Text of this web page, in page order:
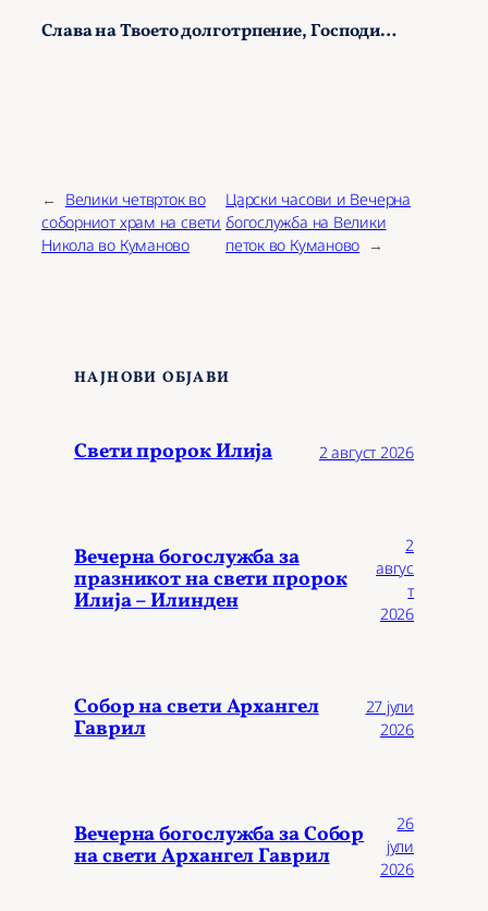
Слава на Твоето долготрпение, Господи…
←
Велики четврток во
соборниот храм на свети
Никола во Куманово
Царски часови и Вечерна
богослужба на Велики
петок во Куманово →
НАЈНОВИ ОБЈАВИ
Свети пророк Илија 2 август 2026
Вечерна богослужба за
празникот на свети пророк
Илија – Илинден
2
авгус
т
2026
Собор на свети Архангел
Гаврил
27 јули
2026
Вечерна богослужба за Собор
на свети Архангел Гаврил
26
јули
2026